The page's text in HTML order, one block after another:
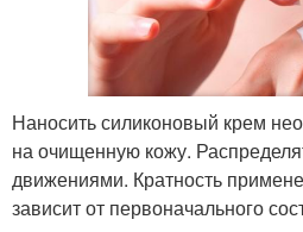
Наносить силиконовый крем
на очищенную кожу.
движениями. Кратность
зависит от первоначального